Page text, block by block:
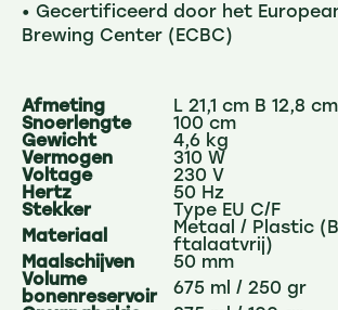
• Gecertificeerd door het
Brewing Center (ECBC)
Afmeting
L 21,1 cm B 12,8
Snoerlengte
100 cm
Gewicht
4,6 kg
Vermogen
310 W
Voltage
230 V
Hertz
50 Hz
Stekker
Type EU C/F
Materiaal
Metaal / Plastic
ftalaatvrij)
Maalschijven
50 mm
Volume
bonenreservoir
675 ml / 250 gr